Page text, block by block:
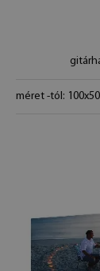
méret -tól: 100x50